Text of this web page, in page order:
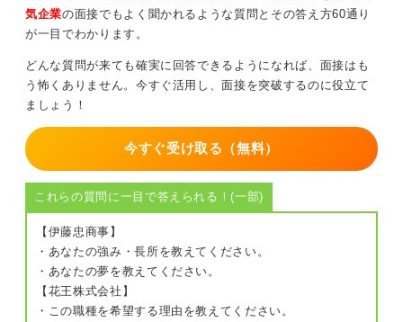
気企業の面接でもよく聞かれるような質問とその答え方60通り
が一目でわかります。
どんな質問が来ても確実に回答できるようになれば、面接はも
う怖くありません。今すぐ活用し、面接を突破するのに役立て
ましょう！
今すぐ受け取る（無料）
これらの質問に一目で答えられる！(一部)
【伊藤忠商事】
・あなたの強み・長所を教えてください。
・あなたの夢を教えてください。
【花王株式会社】
・この職種を希望する理由を教えてください。